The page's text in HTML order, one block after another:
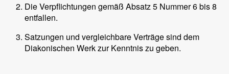
Die Verpflichtungen gemäß Absatz 5 Nummer 6 bis 8
entfallen.
Satzungen und vergleichbare Verträge sind dem
Diakonischen Werk zur Kenntnis zu geben.